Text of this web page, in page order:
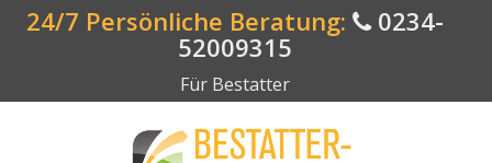
24/7 Persönliche Beratung:
0234-
52009315
Für Bestatter